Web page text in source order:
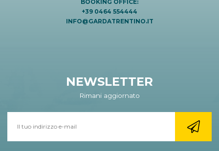
BOOKING OFFICE:
+39 0464 554444
INFO@GARDATRENTINO.IT
NEWSLETTER
Rimani aggiornato